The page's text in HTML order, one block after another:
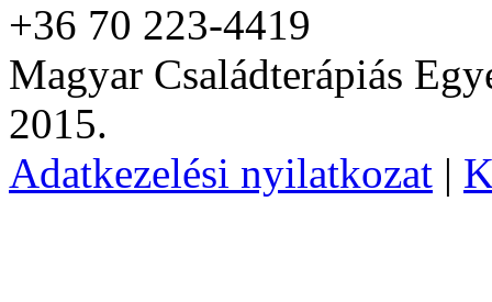
+36 70 223-4419
Magyar Családterápiás
2015.
Adatkezelési nyilatkozat |